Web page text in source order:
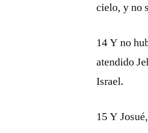
cielo, y no
14 Y no
atendido
Israel.
15 Y